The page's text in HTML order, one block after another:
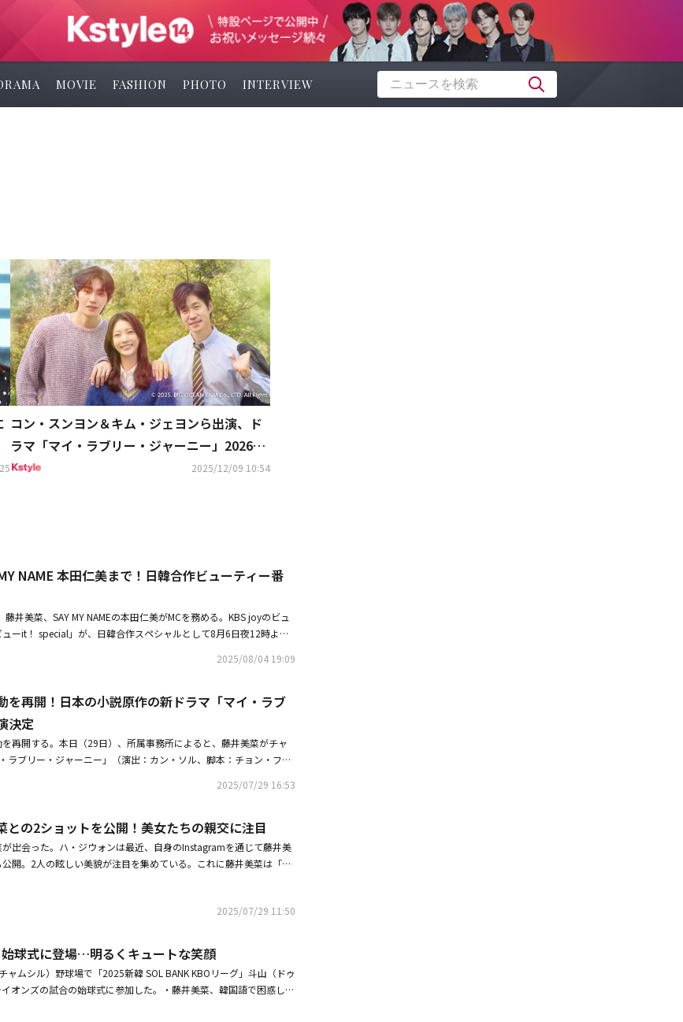
MOVIE FASHION PHOTO INTERVIEW
コン・スンヨン＆キム・ジェヨンら出演、ド
ラマ「マイ・ラブリー・ジャーニー」2026年
1月より日本で放送
2025/12/09 10:54
NAME 本田仁美まで！日韓合作ビューティー番
井美菜、SAY MY NAMEの本田仁美がMCを務める。KBS joyのビュ
ーit！ special」が、日韓合作スペシャルとして8月6日夜12時より
番組は、最近流行っている口コミアイテムや品切れアイテム、お得
「レビューit」のシグネチャーコーナーである「レビューウェイ」
なOOTD （Outfit Of The Day、今日のファッション）を見ることがで
を集めている抹茶コアをテーマにしたスタイリングで、彼女たちの
が披露される。特に、即興で行われるモデルウォーキングはファッ
、毎回新しいテーマで繰り広げられる同コーナーならではのポイン
。MCたちのライフアイテムを紹介するコーナー「ワンピックレビ
。MZ世代を代表する本田仁美は簡単に使用できる注目アイテム
機内でも潤いのある肌を保つマルチバームを紹介し、管理のプロら
ォンが放送を通じて自分だけのデイリールーティンを公開するのも
れまでどこにも公開されなかった彼女のビューティーライフが同番
」を通じて韓国を超え、グローバルに影響を与える見通しだ。健康
えるリアルレビュアーとして、視聴者に深い印象を残す彼女の堂々
が集まっている。KARAとしても、常に変わらない健康美を誇るニ
だけの弾力のある肌の秘訣である美容液とクリームの組み合わせを
2025/08/04 19:09
を再開！日本の小説原作の新ドラマ「マイ・ラブ
決定
再開する。本日（29日）、所属事務所によると、藤井美菜がチャ
ラブリー・ジャーニー」（演出：カン・ソル、脚本：チョン・フェ
行を代わりにすることで、本当の成功と人生の意味に気づく過程を描
彼女はミドリ役を演じる。ミドリはカン・ヨルム（コン・スンヨ
会うハルコの妹だ。毎年同じ時期に函館を旅行するハルコの人生に
リとハルコが抱いている秘密がドラマの面白さを倍増させる予定
菜が、再び韓国シリーズで挨拶するという点で意味がある。誰より
ン＆キム・ジェヨン主演！日本の小説原作の新ドラマ「マイ・ラブ
像を公開・ハ・ジウォン、藤井美菜との2ショットを公開！美女た
2025/07/29 16:53
との2ショットを公開！美女たちの親交に注目
出会った。ハ・ジウォンは最近、自身のInstagramを通じて藤井美
開。2人の眩しい美貌が注目を集めている。これに藤井美菜は「写
それぞれ頂点の座に上るため、互いを踏み台にする物語で、ハ・ジ
喫・ハ・ジウォン、コーヒーカーと記念ショット！飾らない姿で魅
2025/07/29 11:50
始球式に登場…明るくキュートな笑顔
ャムシル）野球場で「2025新韓 SOL BANK KBOリーグ」斗山（ドゥ
オンズの試合の始球式に参加した。・藤井美菜、韓国語で困惑した